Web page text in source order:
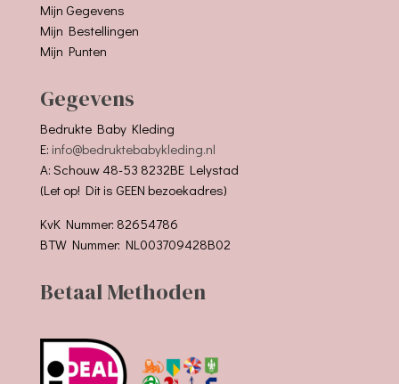
Mijn Gegevens
Mijn Bestellingen
Mijn Punten
Gegevens
Bedrukte Baby Kleding
E: info@bedruktebabykleding.nl
A: Schouw 48-53 8232BE Lelystad
(Let op! Dit is GEEN bezoekadres)
KvK Nummer: 82654786
BTW Nummer: NL003709428B02
Betaal Methoden